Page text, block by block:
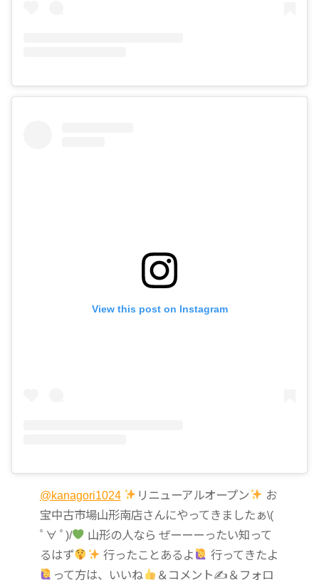
View this post on Instagram
@kanagori1024 リニューアルオープン
お
宝中古市場山形南店さんにやってきましたぁ\(
ﾟ∀ ﾟ)/
山形の人なら ぜーーーったい知って
るはず
行ったことあるよ
行ってきたよ
って方は、いいね
＆コメント✍ ＆フォロ